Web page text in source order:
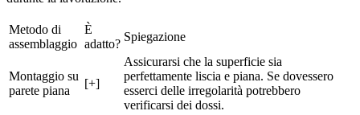
Metodo di
assemblaggio
È
adatto?
Spiegazione
Montaggio su
parete piana
[+]
Assicurarsi che la superficie sia
perfettamente liscia e piana. Se dovessero
esserci delle irregolarità potrebbero
verificarsi dei dossi.